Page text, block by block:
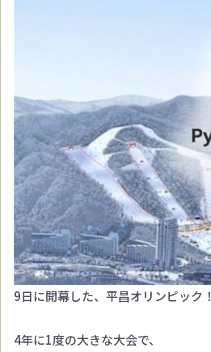
9日に開幕した、平昌オリンピック！
4年に1度の大きな大会で、